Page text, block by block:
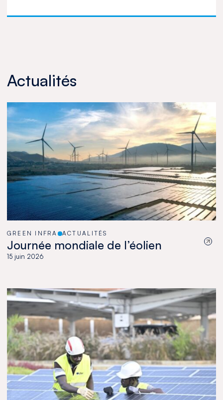
Actualités
GREEN INFRA ACTUALITÉS
Journée mondiale de l’éolien
15 juin 2026